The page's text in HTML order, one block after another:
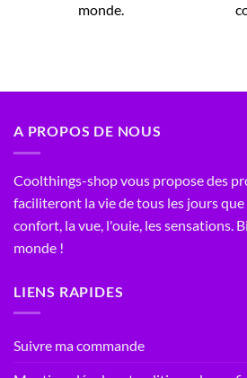
monde.
A PROPOS DE NOUS
Coolthings-shop vous propose des
faciliteront la vie de tous les jours
confort, la vue, l'ouie, les sensations.
monde !
LIENS RAPIDES
Suivre ma commande